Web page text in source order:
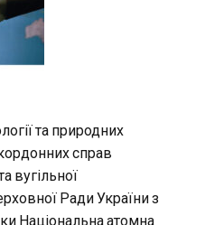
та природних
справ
вугільної
Ради України з
Національна атомна